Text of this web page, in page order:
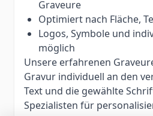
Graveure
Optimiert nach Fläche,
Logos, Symbole und
möglich
Unsere erfahrenen
Gravur individuell an den
Text und die gewählte
Spezialisten für